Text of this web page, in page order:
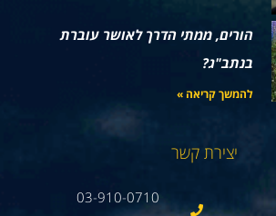
הורים, ממתי הדרך לאושר עוברת
בנתב"ג?
להמשך קריאה »
יצירת קשר
03-910-0710